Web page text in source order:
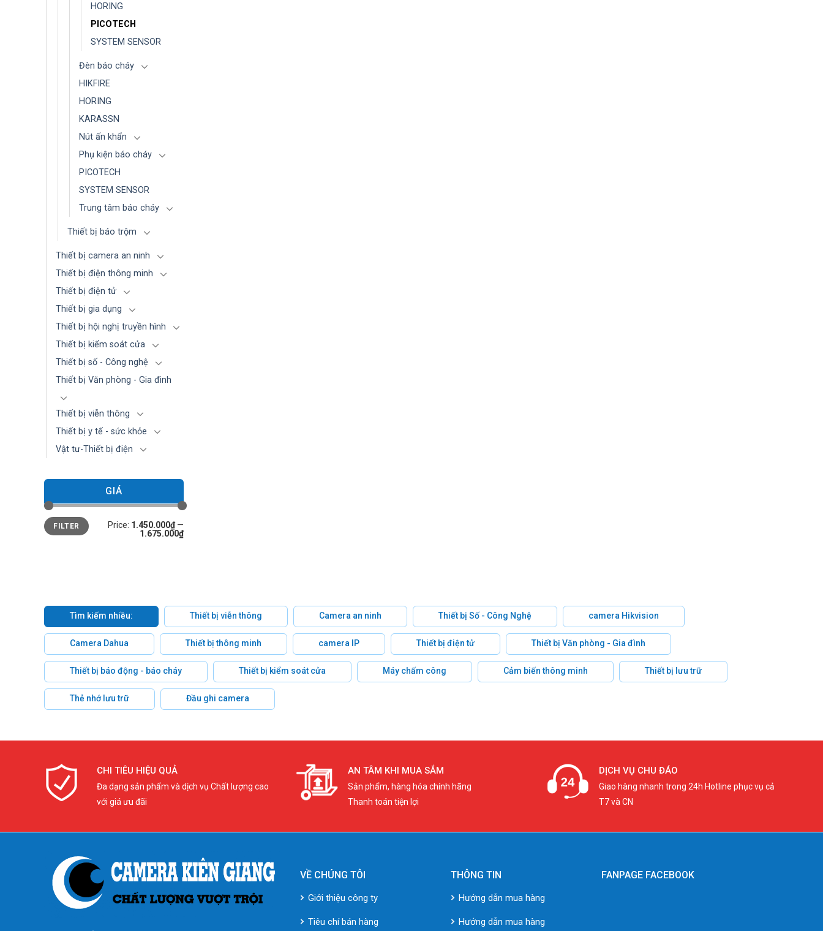
HORING
PICOTECH
SYSTEM SENSOR
Đèn báo cháy
HIKFIRE
HORING
KARASSN
Nút ấn khẩn
Phụ kiện báo cháy
PICOTECH
SYSTEM SENSOR
Trung tâm báo cháy
Thiết bị báo trộm
Thiết bị camera an ninh
Thiết bị điện thông minh
Thiết bị điện tử
Thiết bị gia dụng
Thiết bị hội nghị truyền hình
Thiết bị kiểm soát cửa
Thiết bị số - Công nghệ
Thiết bị Văn phòng - Gia đình
Thiết bị viễn thông
Thiết bị y tế - sức khỏe
Vật tư-Thiết bị điện
GIÁ
Min
price
Max
priceFILTER Price: 1.450.000₫ —
1.675.000₫
Tìm kiếm nhiều: Thiết bị viễn thông Camera an ninh Thiết bị Số - Công Nghệ camera Hikvision
Camera Dahua Thiết bị thông minh camera IP Thiết bị điện tử Thiết bị Văn phòng - Gia đình
Thiết bị báo động - báo cháy Thiết bị kiểm soát cửa Máy chấm công Cảm biến thông minh Thiết bị lưu trữ
Thẻ nhớ lưu trữ Đầu ghi camera
CHI TIÊU HIỆU QUẢ
Đa dạng sản phẩm và dịch vụ Chất lượng cao
với giá ưu đãi
AN TÂM KHI MUA SẮM
Sản phẩm, hàng hóa chính hãng
Thanh toán tiện lợi
DỊCH VỤ CHU ĐÁO
Giao hàng nhanh trong 24h Hotline phục vụ cả
T7 và CN
VỀ CHÚNG TÔI
Giới thiệu công ty
Tiêu chí bán hàng
THÔNG TIN
Hướng dẫn mua hàng
Hướng dẫn mua hàng
FANPAGE FACEBOOK